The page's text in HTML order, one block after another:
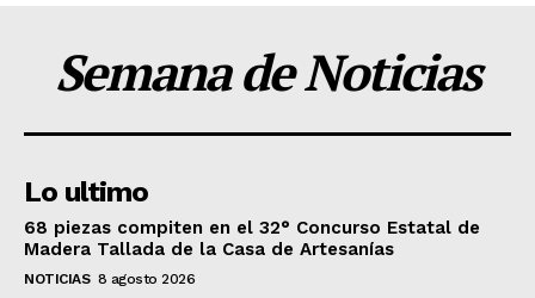
Semana de Noticias
Lo ultimo
68 piezas compiten en el 32° Concurso Estatal de
Madera Tallada de la Casa de Artesanías
NOTICIAS 8 agosto 2026